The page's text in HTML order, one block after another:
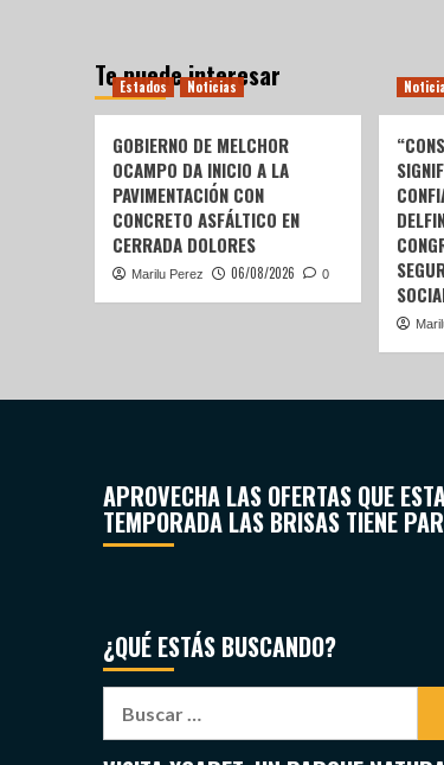
Te puede interesar
Estados Noticias
GOBIERNO DE MELCHOR
OCAMPO DA INICIO A LA
PAVIMENTACIÓN CON
CONCRETO ASFÁLTICO EN
CERRADA DOLORES
Marilu Perez 06/08/2026 0
APROVECHA LAS OFERTAS QUE
TEMPORADA LAS BRISAS TIENE
¿QUÉ ESTÁS BUSCANDO?